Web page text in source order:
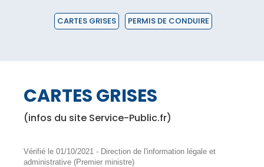
CARTES GRISES PERMIS DE CONDUIRE
CARTES GRISES
(infos du site Service-Public.fr)
Vérifié le 01/10/2021 - Direction de l'information légale et
administrative (Premier ministre)